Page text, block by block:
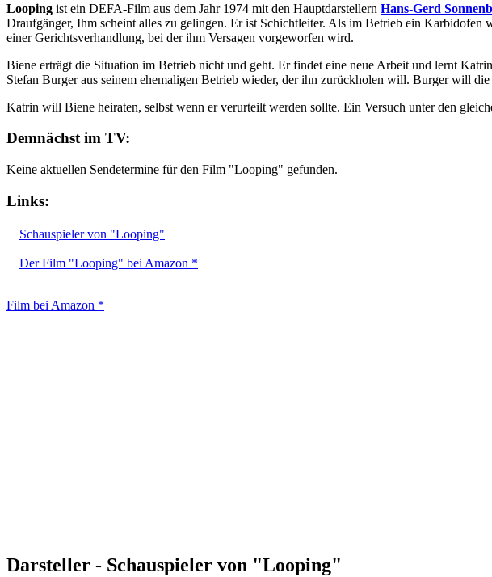
Looping ist ein DEFA-Film aus dem Jahr 1974 mit den Hauptdarstellern Hans-Gerd
Draufgänger, Ihm scheint alles zu gelingen. Er ist Schichtleiter. Als im Betrieb ein
einer Gerichtsverhandlung, bei der ihm Versagen vorgeworfen wird.
Biene erträgt die Situation im Betrieb nicht und geht. Er findet eine neue Arbeit und lernt
Stefan Burger aus seinem ehemaligen Betrieb wieder, der ihn zurückholen will. Burger will
Katrin will Biene heiraten, selbst wenn er verurteilt werden sollte. Ein Versuch unter den
Demnächst im TV:
Keine aktuellen Sendetermine für den Film "Looping" gefunden.
Links:
Schauspieler von "Looping"
Der Film "Looping" bei Amazon *
Film bei Amazon *
Darsteller - Schauspieler von "Looping"